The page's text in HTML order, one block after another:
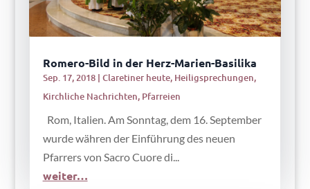
Romero-Bild in der Herz-Marien-Basilika
Sep. 17, 2018| Claretiner heute, Heiligsprechungen,
Kirchliche Nachrichten, Pfarreien
Rom, Italien. Am Sonntag, dem 16. September
wurde währen der Einführung des neuen
Pfarrers von Sacro Cuore di...
weiter…